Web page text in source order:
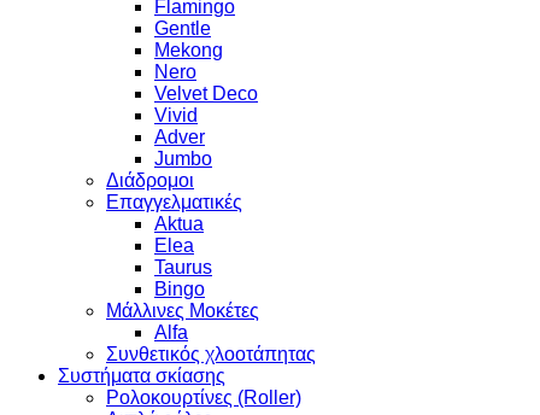
Flamingo
Gentle
Mekong
Nero
Velvet Deco
Vivid
Adver
Jumbo
Διάδρομοι
Επαγγελματικές
Aktua
Elea
Taurus
Bingo
Μάλλινες Μοκέτες
Alfa
Συνθετικός χλοοτάπητας
Συστήματα σκίασης
Ρολοκουρτίνες (Roller)